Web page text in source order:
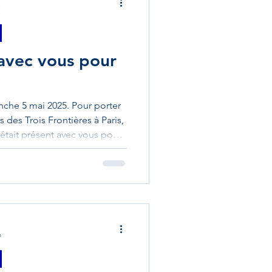
vous pour
5 mai 2025. Pour porter
Trois Frontières à Paris,
présent avec vous pour
avec le Conseil municipal
du Conseil
aux habitants et élus du